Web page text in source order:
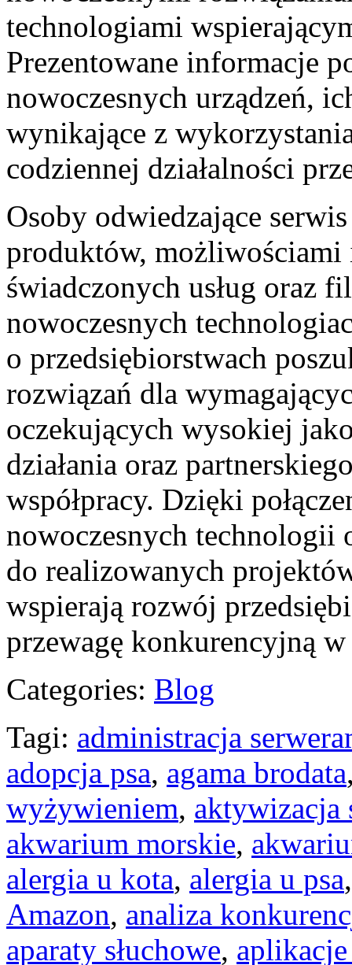
technologiami
Prezentowane informacje
nowoczesnych urządzeń,
wynikające z
codziennej działalności
Osoby odwiedzające
produktów, możliwościami
świadczonych usług oraz
nowoczesnych
o przedsiębiorstwach
rozwiązań dla
oczekujących wysokiej
działania oraz
współpracy. Dzięki
nowoczesnych technologii
do realizowanych
wspierają rozwój
przewagę konkurencyjną
Categories: Blog
Tagi: administracja
adopcja psa, agama brodata
wyżywieniem, aktywizacja
akwarium morskie,
alergia u kota, alergia u psa
Amazon, analiza
aparaty słuchowe,